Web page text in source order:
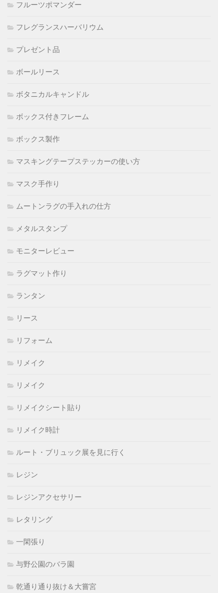
フルーツポマンダー
フレグランスハーバリウム
プレゼント品
ボールリース
ボタニカルキャンドル
ボックス付きフレーム
ボックス製作
マスキングテープステッカーの使い方
マスク手作り
ムートンラグの手入れの仕方
メタルスタンプ
モニターレビュー
ラグマット作り
ランタン
リース
リフォーム
リメイク
リメイク
リメイクシート貼り
リメイク時計
ルート・ブリュック展を見に行く
レジン
レジンアクセサリー
レタリング
一閑張り
与野公園のバラ園
乾通り通り抜け＆大嘗宮